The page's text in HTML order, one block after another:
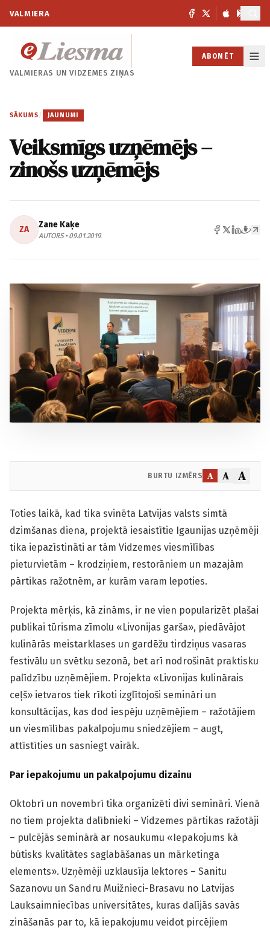
VALMIERA
VALMIERAS UNVIDZEMES ZIŅAS
ABONĒT
SĀKUMS / JAUNUMI
Veiksmīgs uzņēmējs –
zinošs uzņēmējs
ZA Zane Kaķe
AUTORS • 09.01.2019.
BURTU IZMĒRS A A A
Toties laikā, kad tika svinēta Latvijas valsts simtā
dzimšanas diena, projektā iesaistītie Igaunijas uzņēmēji
tika iepazīstināti ar tām Vidzemes viesmīlības
pieturvietām – krodziņiem, restorāniem un mazajām
pārtikas ražotnēm, ar kurām varam lepoties.
Projekta mērķis, kā zināms, ir ne vien popularizēt plašai
publikai tūrisma zīmolu «Livonijas garša», piedāvājot
kulinārās meistarklases un gardēžu tirdziņus vasaras
festivālu un svētku sezonā, bet arī nodrošināt praktisku
palīdzību uzņēmējiem. Projekta «Livonijas kulinārais
ceļš» ietvaros tiek rīkoti izglītojoši semināri un
konsultācijas, kas dod iespēju uzņēmējiem – ražotājiem
un viesmīlības pakalpojumu sniedzējiem – augt,
attīstīties un sasniegt vairāk.
Par iepakojumu un pakalpojumu dizainu
Oktobrī un novembrī tika organizēti divi semināri. Vienā
no tiem projekta dalībnieki – Vidzemes pārtikas ražotāji
– pulcējās seminārā ar nosaukumu «Iepakojums kā
būtisks kvalitātes saglabāšanas un mārketinga
elements». Uzņēmēji uzklausīja lektores – Sanitu
Sazanovu un Sandru Muižnieci-Brasavu no Latvijas
Lauksaimniecības universitātes, kuras dalījās savās
zināšanās par to, kā iepakojumu veidot pircējiem